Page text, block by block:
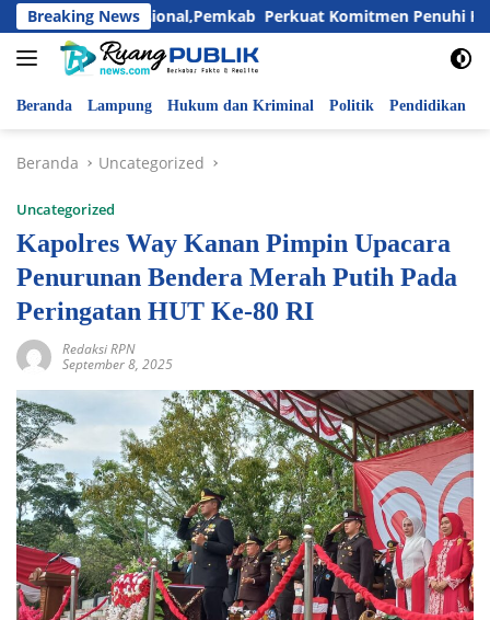
Langsung
ke
konten
Breaking News
Nasional,Pemkab Perkuat Komitmen Penuhi Hak dan
Beranda Lampung Hukum dan Kriminal Politik Pendidikan
Beranda Uncategorized
Uncategorized
Kapolres Way Kanan Pimpin Upacara
Penurunan Bendera Merah Putih Pada
Peringatan HUT Ke-80 RI
Redaksi RPN
September 8, 2025